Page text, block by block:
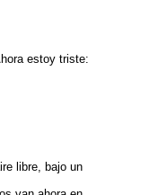
estoy triste:
libre, bajo un